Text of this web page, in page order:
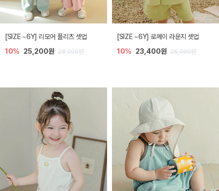
[SIZE ~6Y] 리모어 플리츠 셋업
10% 25,200원 28,000원
[SIZE ~6Y] 로메이 라운지 셋업
10% 23,400원 26,000원